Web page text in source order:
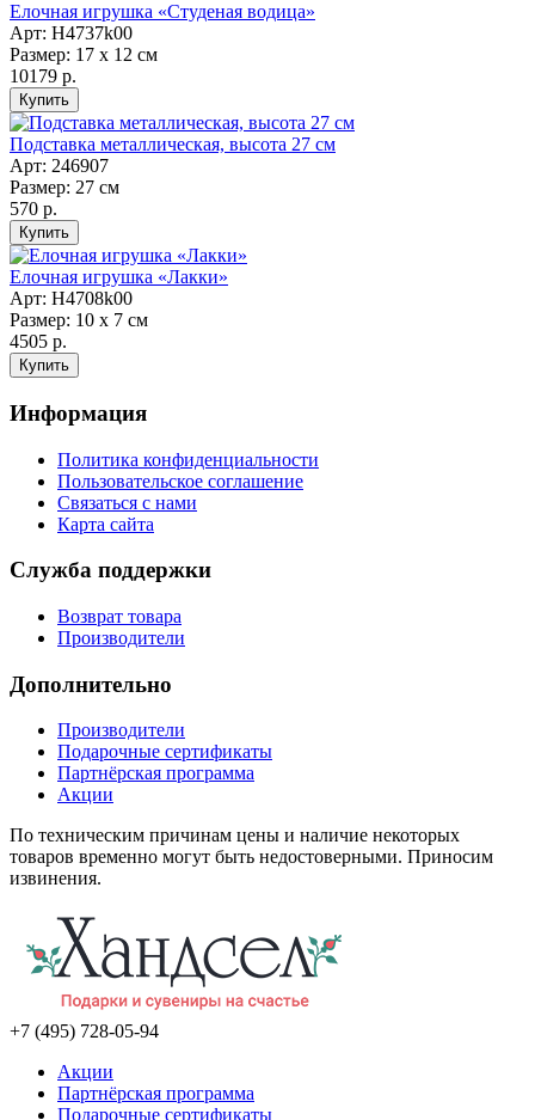
Елочная игрушка «Студеная водица»
Арт: Н4737k00
Размер: 17 х 12 см
10179 р.
Подставка металлическая, высота 27 см
Арт: 246907
Размер: 27 см
570 р.
Елочная игрушка «Лакки»
Арт: Н4708k00
Размер: 10 х 7 см
4505 р.
Информация
Политика конфиденциальности
Пользовательское соглашение
Связаться с нами
Карта сайта
Служба поддержки
Возврат товара
Производители
Дополнительно
Производители
Подарочные сертификаты
Партнёрская программа
Акции
По техническим причинам цены и наличие некоторых
товаров временно могут быть недостоверными. Приносим
извинения.
+7 (495) 728-05-94
Акции
Партнёрская программа
Подарочные сертификаты